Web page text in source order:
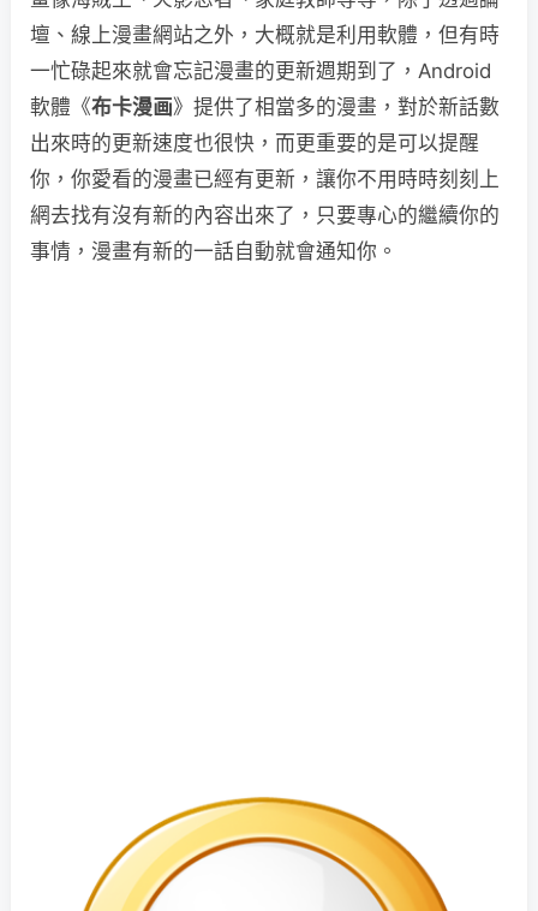
壇、線上漫畫網站之外，大概就是利用軟體，但有時
一忙碌起來就會忘記漫畫的更新週期到了，Android
軟體《布卡漫画》提供了相當多的漫畫，對於新話數
出來時的更新速度也很快，而更重要的是可以提醒
你，你愛看的漫畫已經有更新，讓你不用時時刻刻上
網去找有沒有新的內容出來了，只要專心的繼續你的
事情，漫畫有新的一話自動就會通知你。